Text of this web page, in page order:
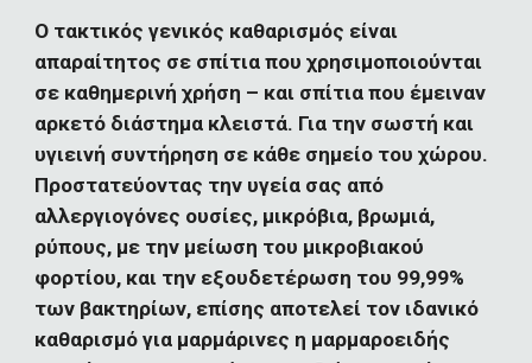
Ο τακτικός γενικός καθαρισμός είναι
απαραίτητος σε σπίτια που χρησιμοποιούνται
σε καθημερινή χρήση – και σπίτια που έμειναν
αρκετό διάστημα κλειστά. Για την σωστή και
υγιεινή συντήρηση σε κάθε σημείο του χώρου.
Προστατεύοντας την υγεία σας από
αλλεργιογόνες ουσίες, μικρόβια, βρωμιά,
ρύπους, με την μείωση του μικροβιακού
φορτίου, και την εξουδετέρωση του 99,99%
των βακτηρίων, επίσης αποτελεί τον ιδανικό
καθαρισμό για μαρμάρινες η μαρμαροειδής